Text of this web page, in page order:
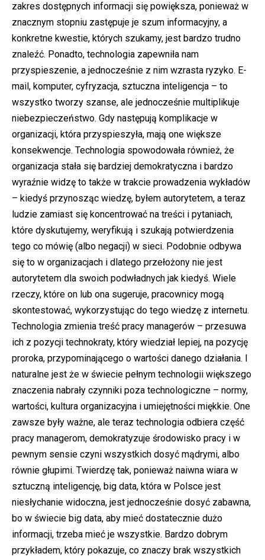
zakres dostępnych informacji się powiększa, ponieważ w
znacznym stopniu zastępuje je szum informacyjny, a
konkretne kwestie, których szukamy, jest bardzo trudno
znaleźć. Ponadto, technologia zapewniła nam
przyspieszenie, a jednocześnie z nim wzrasta ryzyko. E-
mail, komputer, cyfryzacja, sztuczna inteligencja – to
wszystko tworzy szanse, ale jednocześnie multiplikuje
niebezpieczeństwo. Gdy następują komplikacje w
organizacji, która przyspieszyła, mają one większe
konsekwencje. Technologia spowodowała również, że
organizacja stała się bardziej demokratyczna i bardzo
wyraźnie widzę to także w trakcie prowadzenia wykładów
– kiedyś przynosząc wiedzę, byłem autorytetem, a teraz
ludzie zamiast się koncentrować na treści i pytaniach,
które dyskutujemy, weryfikują i szukają potwierdzenia
tego co mówię (albo negacji) w sieci. Podobnie odbywa
się to w organizacjach i dlatego przełożony nie jest
autorytetem dla swoich podwładnych jak kiedyś. Wiele
rzeczy, które on lub ona sugeruje, pracownicy mogą
skontestować, wykorzystując do tego wiedzę z internetu.
Technologia zmienia treść pracy managerów – przesuwa
ich z pozycji technokraty, który wiedział lepiej, na pozycję
proroka, przypominającego o wartości danego działania. I
naturalne jest że w świecie pełnym technologii większego
znaczenia nabrały czynniki poza technologiczne – normy,
wartości, kultura organizacyjna i umiejętności miękkie. One
zawsze były ważne, ale teraz technologia odbiera część
pracy managerom, demokratyzuje środowisko pracy i w
pewnym sensie czyni wszystkich dosyć mądrymi, albo
równie głupimi. Twierdzę tak, ponieważ naiwna wiara w
sztuczną inteligencję, big data, która w Polsce jest
niesłychanie widoczna, jest jednocześnie dosyć zabawna,
bo w świecie big data, aby mieć dostatecznie dużo
informacji, trzeba mieć je wszystkie. Bardzo dobrym
przykładem, który pokazuje, co znaczy brak wszystkich